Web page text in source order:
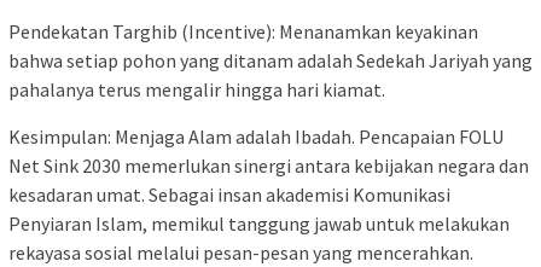
Pendekatan Targhib (Incentive): Menanamkan keyakinan
bahwa setiap pohon yang ditanam adalah Sedekah Jariyah yang
pahalanya terus mengalir hingga hari kiamat.
Kesimpulan: Menjaga Alam adalah Ibadah. Pencapaian FOLU
Net Sink 2030 memerlukan sinergi antara kebijakan negara dan
kesadaran umat. Sebagai insan akademisi Komunikasi
Penyiaran Islam, memikul tanggung jawab untuk melakukan
rekayasa sosial melalui pesan-pesan yang mencerahkan.